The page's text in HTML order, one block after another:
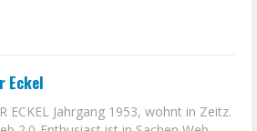
Eckel
ECKEL Jahrgang 1953, wohnt in Zeitz.